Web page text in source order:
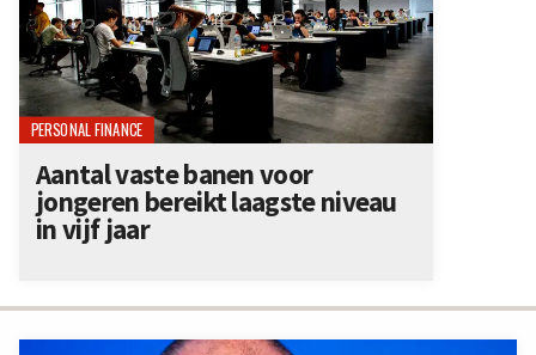
PERSONAL FINANCE
Aantal vaste banen voor
jongeren bereikt laagste niveau
in vijf jaar